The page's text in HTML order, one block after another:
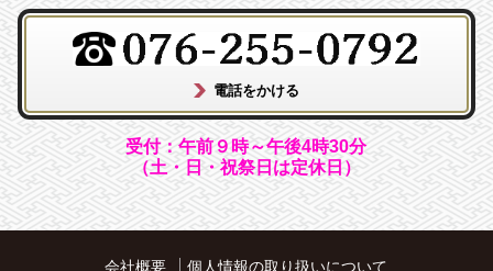
受付：午前９時～午後4時30分
（土・日・祝祭日は定休日）
会社概要
個人情報の取り扱いについて